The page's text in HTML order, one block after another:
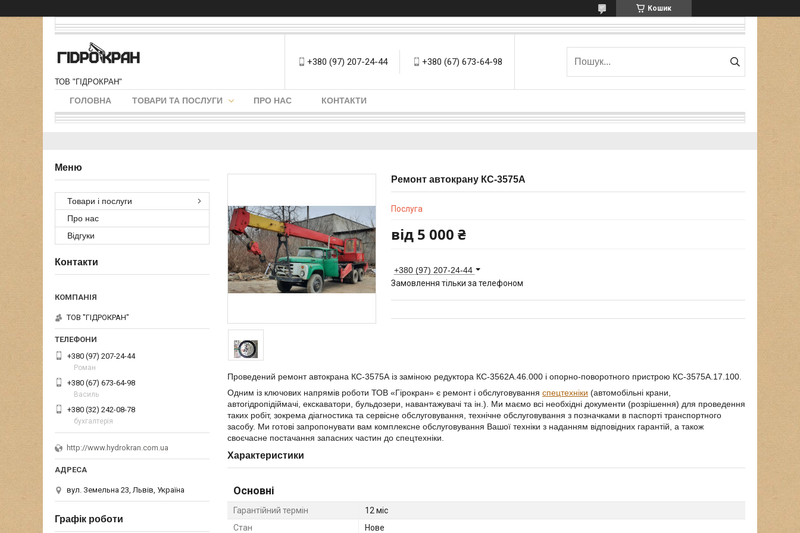
Кошик
ТОВ "ГІДРОКРАН"
+380 (97) 207-24-44 +380 (67) 673-64-98
ГОЛОВНА ТОВАРИ ТА ПОСЛУГИ ПРО НАС КОНТАКТИ
Ремонт автокрану КС-3575А
Послуга
від 5 000 ₴
+380 (97) 207-24-44
Замовлення тільки за телефоном
Проведений ремонт автокрана КС-3575А із заміною редуктора КС-3562А.46.000 і опорно-поворотного пристрою КС-3575А.17.100.
Одним із ключових напрямів роботи ТОВ «Гірокран» є ремонт і обслуговування спецтехніки (автомобільні крани,
автогідропідіймачі, екскаватори, бульдозери, навантажувачі та ін.). Ми маємо всі необхідні документи (розрішення) для проведення
таких робіт, зокрема діагностика та сервісне обслуговування, технічне обслуговування з позначками в паспорті транспортного
засобу. Ми готові запропонувати вам комплексне обслуговування Вашої техніки з наданням відповідних гарантій, а також
своєчасне постачання запасних частин до спецтехніки.
Характеристики
Основні
Гарантійний термін
12 міс
Стан
Нове
Товари і послуги
Про нас
Відгуки
Контакти
ТОВ "ГІДРОКРАН"
+380 (97) 207-24-44
Роман
+380 (67) 673-64-98
Василь
+380 (32) 242-08-78
бухгалтерія
http://www.hydrokran.com.ua
вул. Земельна 23, Львів, Україна
Графік роботи